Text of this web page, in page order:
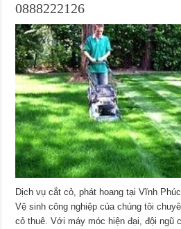
0888222126
Dịch vụ cắt cỏ, phát hoang tại Vĩnh
Vệ sinh công nghiệp của chúng tôi
cỏ thuê. Với máy móc hiện đại, đội ngũ